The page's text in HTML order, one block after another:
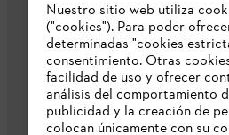
Sobre
Nuestro sitio web utiliza
("cookies"). Para poder
determinadas "cookies
consentimiento. Otras
facilidad de uso y ofrecer
análisis del comportamiento
publicidad y la creación de
colocan únicamente con su